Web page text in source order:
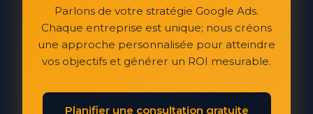
Parlons de votre stratégie Google Ads.
Chaque entreprise est unique; nous créons
une approche personnalisée pour atteindre
vos objectifs et générer un ROI mesurable.
Planifier une consultation gratuite